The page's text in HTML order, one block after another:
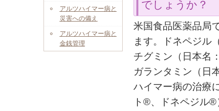
でしょうか？
米国食品医薬品局
ます。ドネペジル
チグミン（日本名
ガランタミン（日
ハイマー病の治療
ト®、ドネペジル
アルツハイマー病と
災害への備え
アルツハイマー病と
金銭管理